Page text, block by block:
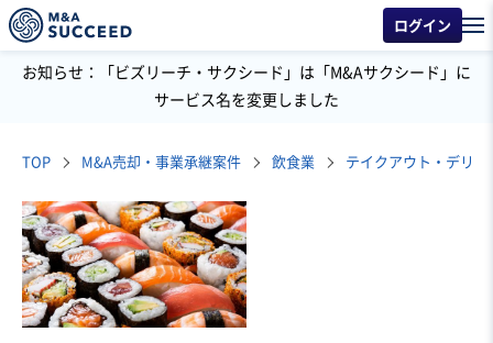
ログイン
お知らせ：「ビズリーチ・サクシード」は「M&Aサクシード」に
サービス名を変更しました
TOP M&A売却・事業承継案件 飲食業 テイクアウト・デリバ